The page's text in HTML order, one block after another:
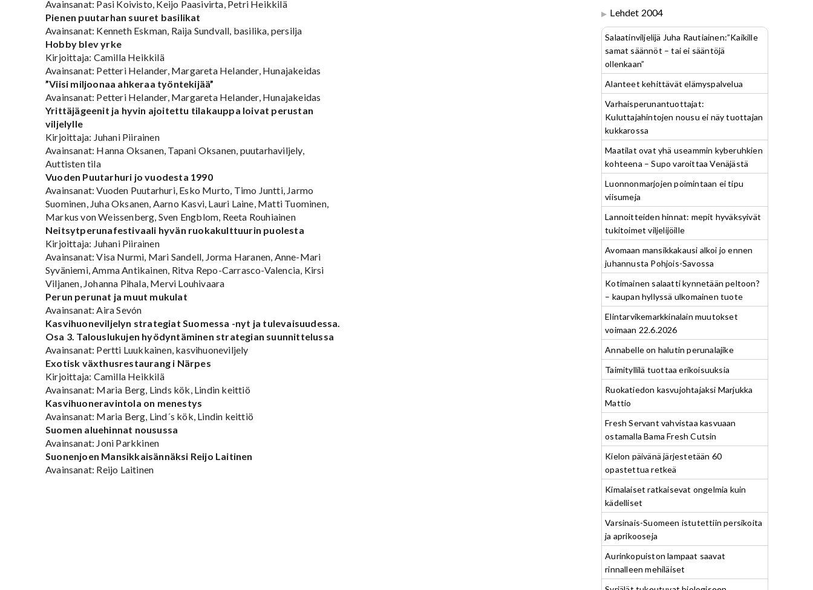
Avainsanat: Pasi Koivisto, Keijo Paasivirta, Petri Heikkilä
Pienen puutarhan suuret basilikat
Avainsanat: Kenneth Eskman, Raija Sundvall, basilika, persilja
Hobby blev yrke
Kirjoittaja: Camilla Heikkilä
Avainsanat: Petteri Helander, Margareta Helander, Hunajakeidas
”Viisi miljoonaa ahkeraa työntekijää”
Avainsanat: Petteri Helander, Margareta Helander, Hunajakeidas
Yrittäjägeenit ja hyvin ajoitettu tilakauppa loivat perustan
viljelylle
Kirjoittaja: Juhani Piirainen
Avainsanat: Hanna Oksanen, Tapani Oksanen, puutarhaviljely,
Auttisten tila
Vuoden Puutarhuri jo vuodesta 1990
Avainsanat: Vuoden Puutarhuri, Esko Murto, Timo Juntti, Jarmo
Suominen, Juha Oksanen, Aarno Kasvi, Lauri Laine, Matti Tuominen,
Markus von Weissenberg, Sven Engblom, Reeta Rouhiainen
Neitsytperunafestivaali hyvän ruokakulttuurin puolesta
Kirjoittaja: Juhani Piirainen
Avainsanat: Visa Nurmi, Mari Sandell, Jorma Haranen, Anne-Mari
Syväniemi, Amma Antikainen, Ritva Repo-Carrasco-Valencia, Kirsi
Viljanen, Johanna Pihala, Mervi Louhivaara
Perun perunat ja muut mukulat
Avainsanat: Aira Sevón
Kasvihuoneviljelyn strategiat Suomessa -nyt ja tulevaisuudessa.
Osa 3. Talouslukujen hyödyntäminen strategian suunnittelussa
Avainsanat: Pertti Luukkainen, kasvihuoneviljely
Exotisk växthusrestaurang i Närpes
Kirjoittaja: Camilla Heikkilä
Avainsanat: Maria Berg, Linds kök, Lindin keittiö
Kasvihuoneravintola on menestys
Avainsanat: Maria Berg, Lind´s kök, Lindin keittiö
Suomen aluehinnat nousussa
Avainsanat: Joni Parkkinen
Suonenjoen Mansikkaisännäksi Reijo Laitinen
Avainsanat: Reijo Laitinen
Lehdet 2004
Salaatinviljelijä Juha Rautiainen:”Kaikille
samat säännöt – tai ei sääntöjä
ollenkaan”
Alanteet kehittävät elämyspalvelua
Varhaisperunantuottajat:
Kuluttajahintojen nousu ei näy tuottajan
kukkarossa
Maatilat ovat yhä useammin kyberuhkien
kohteena – Supo varoittaa Venäjästä
Luonnonmarjojen poimintaan ei tipu
viisumeja
Lannoitteiden hinnat: mepit hyväksyivät
tukitoimet viljelijöille
Avomaan mansikkakausi alkoi jo ennen
juhannusta Pohjois-Savossa
Kotimainen salaatti kynnetään peltoon?
– kaupan hyllyssä ulkomainen tuote
Elintarvikemarkkinalain muutokset
voimaan 22.6.2026
Annabelle on halutin perunalajike
Taimityllilä tuottaa erikoisuuksia
Ruokatiedon kasvujohtajaksi Marjukka
Mattio
Fresh Servant vahvistaa kasvuaan
ostamalla Bama Fresh Cutsin
Kielon päivänä järjestetään 60
opastettua retkeä
Kimalaiset ratkaisevat ongelmia kuin
kädelliset
Varsinais-Suomeen istutettiin persikoita
ja aprikooseja
Aurinkopuiston lampaat saavat
rinnalleen mehiläiset